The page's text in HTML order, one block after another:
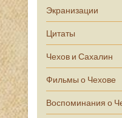
Экранизации
Цитаты
Чехов и Сахалин
Фильмы о Чехове
Воспоминания о